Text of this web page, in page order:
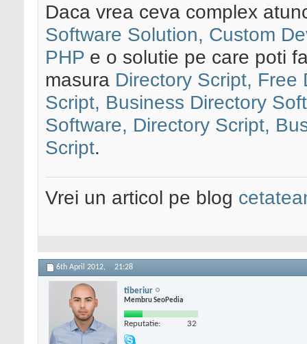
Daca vrea ceva complex
Software Solution, Custom
PHP e o solutie pe care poti
masura Directory Script, Free
Script, Business Directory
Software, Directory Script,
Script.
Vrei un articol pe blog
6th April 2012, 21:28
tiberiur
Membru SeoPedia
Reputatie: 32